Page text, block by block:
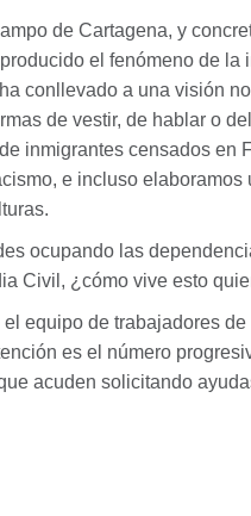
de Cartagena, y
el fenómeno de la
conllevado a una visión
de vestir, de hablar o
inmigrantes censados en
e incluso elaboramos
ocupando las
Civil, ¿cómo vive esto
equipo de trabajadores
es el número
acuden solicitando